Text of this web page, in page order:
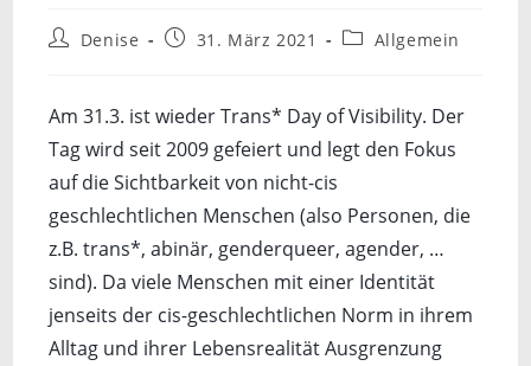
Beitrags-
Denise
Beitrag31. März 2021
Beitrags-
Allgemein
Am 31.3. ist wieder Trans* Day of Visibility. Der
Tag wird seit 2009 gefeiert und legt den Fokus
auf die Sichtbarkeit von nicht-cis
geschlechtlichen Menschen (also Personen, die
z.B. trans*, abinär, genderqueer, agender, …
sind). Da viele Menschen mit einer Identität
jenseits der cis-geschlechtlichen Norm in ihrem
Alltag und ihrer Lebensrealität Ausgrenzung